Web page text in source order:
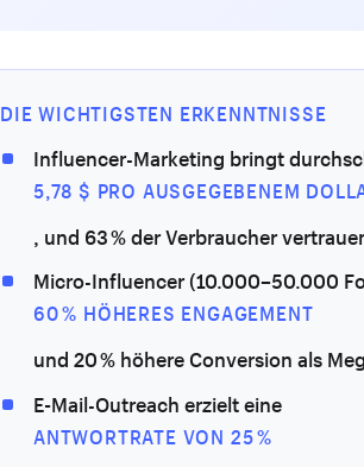
DIE WICHTIGSTEN ERKENNTNISSE
Influencer-Marketing bringt
5,78 $ PRO AUSGEGEBENEM
, und 63 % der Verbraucher
Micro-Influencer (10.000–50.000
60 % HÖHERES ENGAGEMENT
und 20 % höhere Conversion als
E-Mail-Outreach erzielt eine
ANTWORTRATE VON 25 %